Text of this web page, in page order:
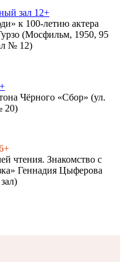
зал 12+
к 100-летию актера
(Мосфильм, 1950, 95
№ 12)
Чёрного «Сбор» (ул.
20)
чтения. Знакомство с
Геннадия Цыферова